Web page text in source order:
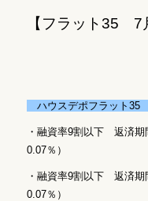
【フラット35 7
ハウスデポフラット35
・融資率9割以下 返済
0.07％）
・融資率9割以下 返済
0.07％）